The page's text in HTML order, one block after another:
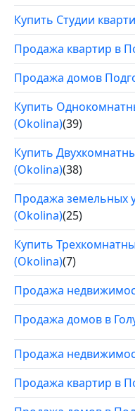
Купить Студии
Продажа квартир в
Продажа домов
Купить
(Okolina)(39)
Купить
(Okolina)(38)
Продажа земельных
(Okolina)(25)
Купить
(Okolina)(7)
Продажа
Продажа домов в
Продажа
Продажа квартир в